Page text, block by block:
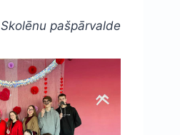
Skolēnu pašpārvalde